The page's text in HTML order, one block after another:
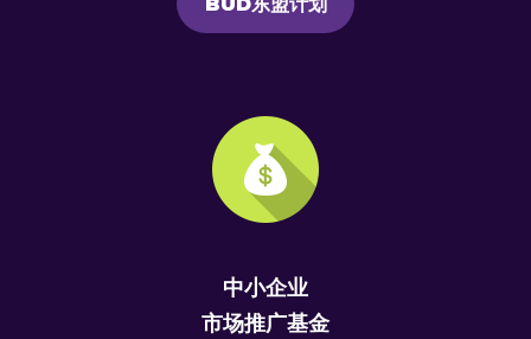
中小企业
市场推广基金